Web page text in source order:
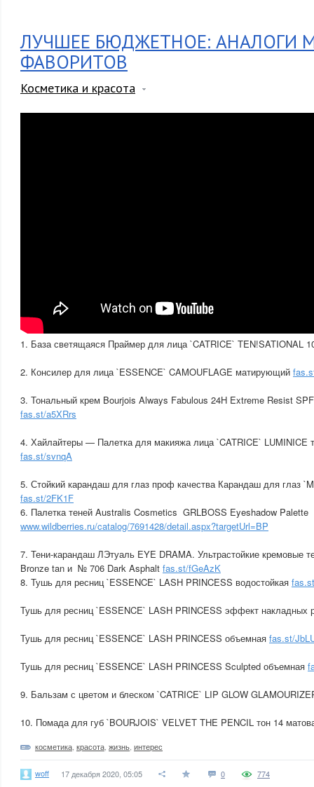
ЛУЧШЕЕ БЮДЖЕТНОЕ: АНАЛОГИ
ФАВОРИТОВ
Косметика и красота
1. База светящаяся Праймер для лица `CATRICE` TEN!SATIONAL
2. Консилер для лица `ESSENCE` CAMOUFLAGE матирующий
3. Тональный крем Bourjois Always Fabulous 24H Extreme Resist
fas.st/a5XRrs
4. Хайлайтеры — Палетка для макияжа лица `CATRICE` LUMINICE
fas.st/svnqA
5. Стойкий карандаш для глаз проф качества Карандаш для глаз
fas.st/2FK1F
6. Палетка теней Australis Cosmetics GRLBOSS Eyeshadow Palette
www.wildberries.ru/catalog/7691428/detail.aspx?targetUrl=BP
7. Тени-карандаш ЛЭтуаль EYE DRAMA. Ультрастойкие кремовые
Bronze tan и № 706 Dark Asphalt fas.st/fGeAzK
8. Тушь для ресниц `ESSENCE` LASH PRINCESS водостойкая
Тушь для ресниц `ESSENCE` LASH PRINCESS эффект накладных
Тушь для ресниц `ESSENCE` LASH PRINCESS объемная fas.st/
Тушь для ресниц `ESSENCE` LASH PRINCESS Sculpted объемная
9. Бальзам с цветом и блеском `CATRICE` LIP GLOW
10. Помада для губ `BOURJOIS` VELVET THE PENCIL тон 14
косметика красота жизнь интерес
woff 17 декабря 2020, 05:05 0 774